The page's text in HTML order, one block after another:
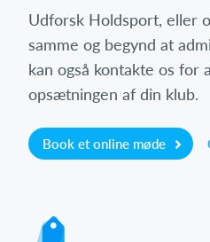
Udforsk Holdsport, eller
samme og begynd at
kan også kontakte os for
opsætningen af din klub.
Book et online møde